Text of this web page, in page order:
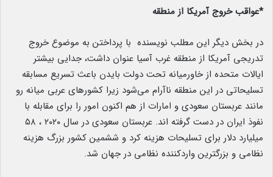
*عواقب خروج آمریکا از منطقه
در بخش دیگر این مطلب نویسنده با پرداختن به موضوع خروج
تدریجی آمریکا از منطقه غرب آسیا عنوان داشت، جدایی بیشتر
ایالات متحده از خاورمیانه تحت دولت بایدن باعث تسریع مسابقه
تسلیحاتی در این منطقه ناآرام می‌شود زیرا کشورهای عربی میانه رو
مانند عربستان سعودی و امارات از هم اکنون امور را برای مقابله با
نفوذ ایران در دست گرفته اند. عربستان سعودی در سال ۲۰۲۰ ، ۵۸
میلیارد دلار برای تسلیحات هزینه کرد و ششمین کشور بزرگ هزینه
نظامی و بزرگترین واردکننده نظامی در جهان شد.